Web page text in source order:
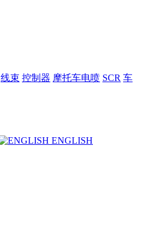
线束 控制器 摩托车电喷 SCR 车
ENGLISH